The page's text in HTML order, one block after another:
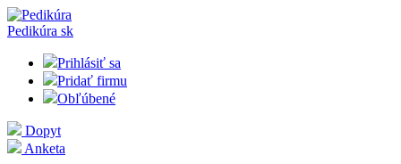
Pedikúra sk
Prihlásiť sa
Pridať firmu
Obľúbené
Dopyt
Anketa